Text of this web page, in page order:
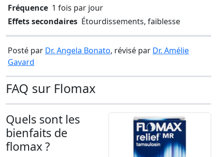
Fréquence 1 fois par jour
Effets secondaires Étourdissements, faiblesse
Posté par Dr. Angela Bonato, révisé par Dr. Amélie
Gavard
FAQ sur Flomax
Quels sont les
bienfaits de
flomax ?